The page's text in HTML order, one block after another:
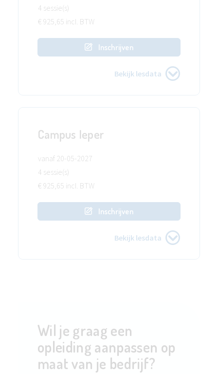
4 sessie(s)
€ 925,65 incl. BTW
Inschrijven
Bekijk lesdata
Campus Ieper
vanaf 20-05-2027
4 sessie(s)
€ 925,65 incl. BTW
Inschrijven
Bekijk lesdata
Wil je graag een
opleiding aanpassen op
maat van je bedrijf?